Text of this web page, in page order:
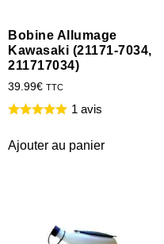
Bobine Allumage
Kawasaki (21171-7034,
211717034)
39.99€ TTC
1 avis
Ajouter au panier